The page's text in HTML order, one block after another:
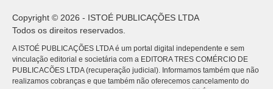
Copyright © 2026 - ISTOÉ PUBLICAÇÕES LTDA
Todos os direitos reservados.
A ISTOÉ PUBLICAÇÕES LTDA é um portal digital independente e sem
vinculação editorial e societária com a EDITORA TRES COMÉRCIO DE
PUBLICACÕES LTDA (recuperação judicial). Informamos também que não
realizamos cobranças e que também não oferecemos cancelamento do